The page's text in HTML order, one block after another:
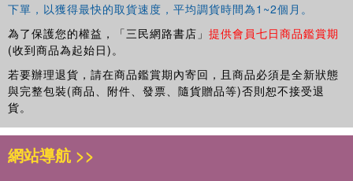
下單，以獲得最快的取貨速度，平均調貨時間為1~2個月。
為了保護您的權益，「三民網路書店」 提供會員七日商品鑑賞期
(收到商品為起始日)。
若要辦理退貨，請在商品鑑賞期內寄回，且商品必須是全新狀態
與完整包裝(商品、附件、發票、隨貨贈品等)否則恕不接受退
貨。
網站導航 >>